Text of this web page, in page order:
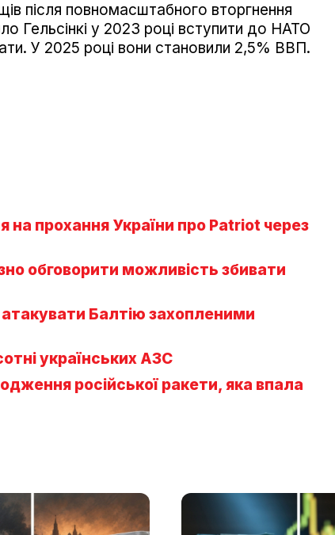
після повномасштабного вторгнення
Гельсінкі у 2023 році вступити до НАТО
У 2025 році вони становили 2,5% ВВП.
на прохання України про Patriot через
обговорити можливість збивати
Балтію захопленими
українських АЗС
російської ракети, яка впала